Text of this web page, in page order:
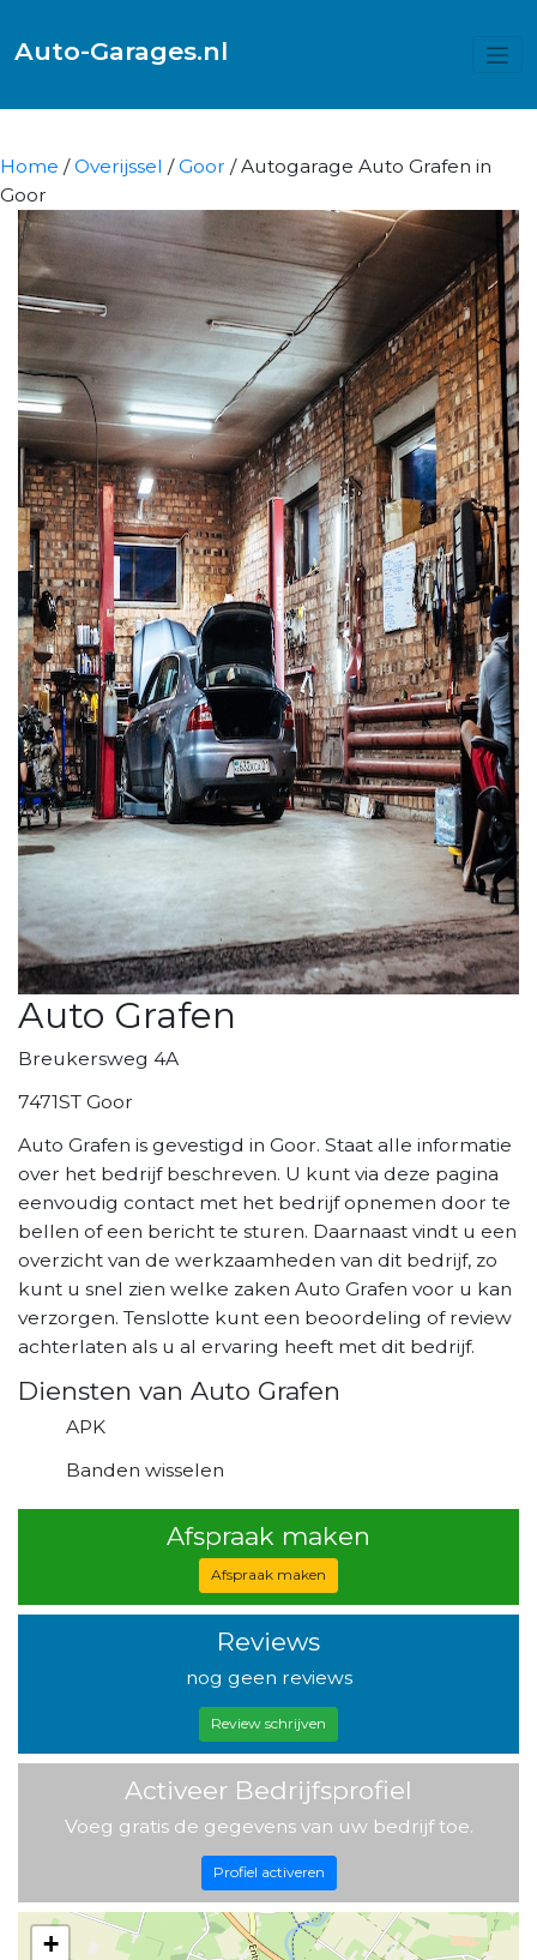
Auto-Garages.nl
Home /Overijssel /Goor / Autogarage Auto Grafen in
Goor
Auto Grafen
Breukersweg 4A
7471ST Goor
Auto Grafen is gevestigd in Goor. Staat alle informatie
over het bedrijf beschreven. U kunt via deze pagina
eenvoudig contact met het bedrijf opnemen door te
bellen of een bericht te sturen. Daarnaast vindt u een
overzicht van de werkzaamheden van dit bedrijf, zo
kunt u snel zien welke zaken Auto Grafen voor u kan
verzorgen. Tenslotte kunt een beoordeling of review
achterlaten als u al ervaring heeft met dit bedrijf.
Diensten van Auto Grafen
APK
Banden wisselen
Afspraak maken
Afspraak maken
Reviews
nog geen reviews
Review schrijven
Activeer Bedrijfsprofiel
Voeg gratis de gegevens van uw bedrijf toe.
Profiel activeren
+